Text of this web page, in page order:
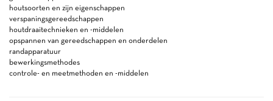
houtsoorten en zijn eigenschappen
verspaningsgereedschappen
houtdraaitechnieken en -middelen
opspannen van gereedschappen en onderdelen
randapparatuur
bewerkingsmethodes
controle- en meetmethoden en -middelen